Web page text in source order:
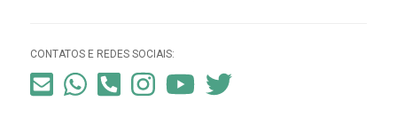
CONTATOS E REDES SOCIAIS: